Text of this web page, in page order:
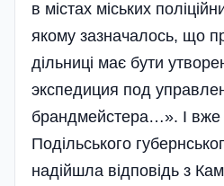
в містах міських
якому зазначалось, що
дільниці має бути
экспедиция под
брандмейстера…». І вже
Поді­льського
надійшла відповідь з